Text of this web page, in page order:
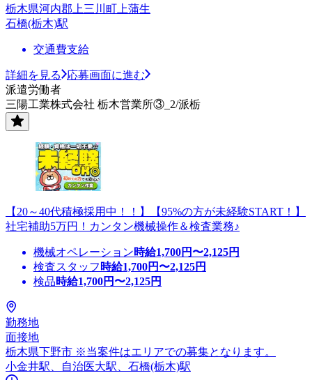
栃木県河内郡上三川町上蒲生
石橋(栃木)駅
交通費支給
詳細を見る
応募画面に進む
派遣労働者
三陽工業株式会社 栃木営業所③_2/派栃
【20～40代積極採用中！！】【95%の方が未経験START！】
社宅補助5万円！カンタン機械操作＆検査業務♪
機械オペレーション時給1,700円〜2,125円
検査スタッフ 時給1,700円〜2,125円
検品時給1,700円〜2,125円
勤務地
面接地
栃木県下野市 ※当案件はエリアでの募集となります。
小金井駅、自治医大駅、石橋(栃木)駅